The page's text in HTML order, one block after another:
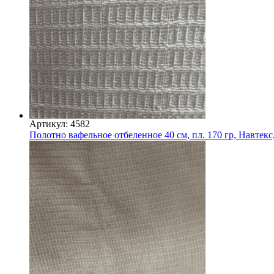
Артикул: 4582
Полотно вафельное отбеленное 40 см, пл. 170 гр,